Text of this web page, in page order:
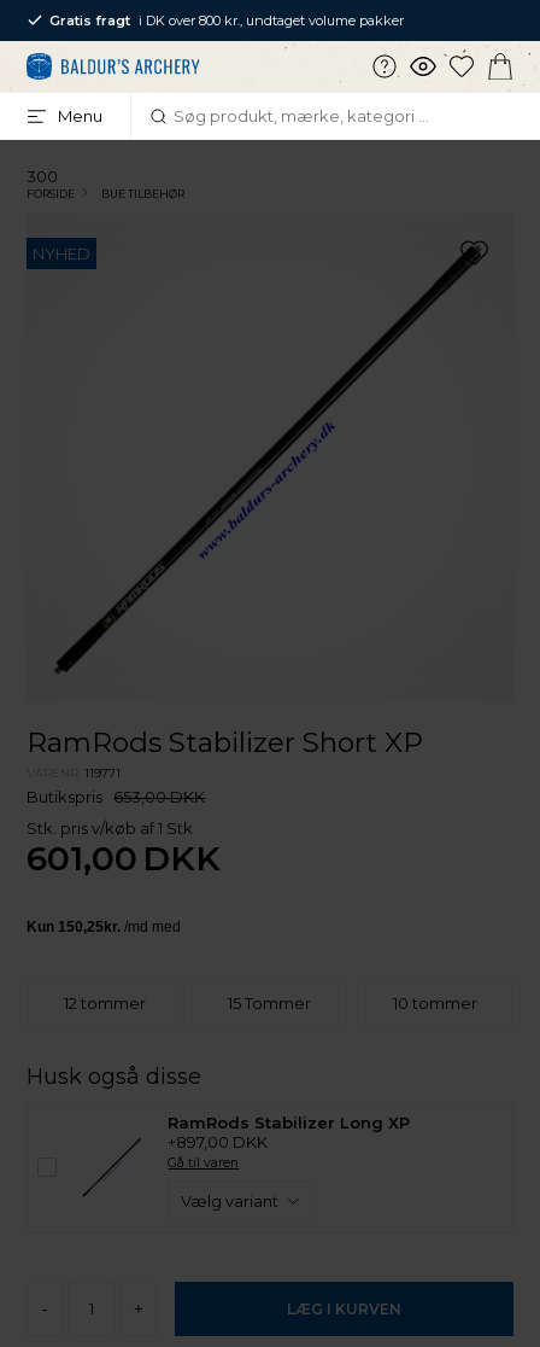
Gratis fragt i DK over 800 kr., undtaget volume pakker
Menu
300
FORSIDE BUE TILBEHØR
NYHED
RamRods Stabilizer Short XP
119771
Butikspris 653,00 DKK
Stk. pris v/køb af 1 Stk
601,00 DKK
12 tommer 15 Tommer 10 tommer
Husk også disse
RamRods Stabilizer Long XP
+897,00 DKK
Gå til varen
- +